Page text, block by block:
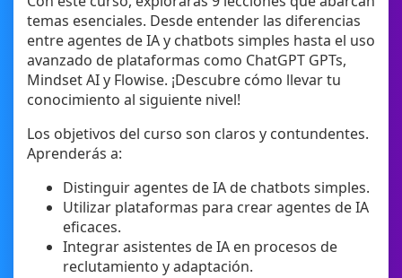
temas esenciales. Desde entender las diferencias
entre agentes de IA y chatbots simples hasta el uso
avanzado de plataformas como ChatGPT GPTs,
Mindset AI y Flowise. ¡Descubre cómo llevar tu
conocimiento al siguiente nivel!
Los objetivos del curso son claros y contundentes.
Aprenderás a:
Distinguir agentes de IA de chatbots simples.
Utilizar plataformas para crear agentes de IA
eficaces.
Integrar asistentes de IA en procesos de
reclutamiento y adaptación.